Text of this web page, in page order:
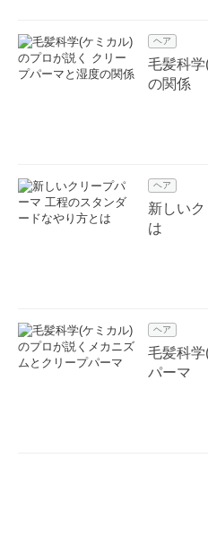
ヘア
毛髪科
の関係
ヘア
新しい
は
ヘア
毛髪科
パーマ